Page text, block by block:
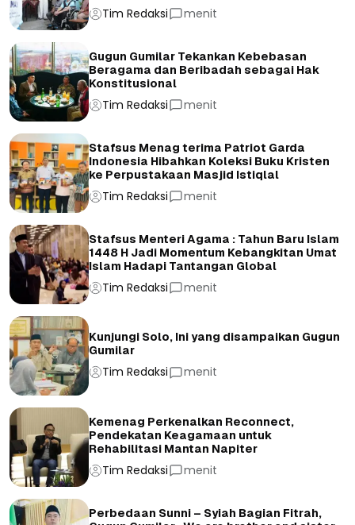
Tim Redaksi menit
Gugun Gumilar Tekankan Kebebasan
Beragama dan Beribadah sebagai Hak
Konstitusional
Tim Redaksi menit
Stafsus Menag terima Patriot Garda
Indonesia Hibahkan Koleksi Buku Kristen
ke Perpustakaan Masjid Istiqlal
Tim Redaksi menit
Stafsus Menteri Agama : Tahun Baru Islam
1448 H Jadi Momentum Kebangkitan Umat
Islam Hadapi Tantangan Global
Tim Redaksi menit
Kunjungi Solo, Ini yang disampaikan Gugun
Gumilar
Tim Redaksi menit
Kemenag Perkenalkan Reconnect,
Pendekatan Keagamaan untuk
Rehabilitasi Mantan Napiter
Tim Redaksi menit
Perbedaan Sunni – Syiah Bagian Fitrah,